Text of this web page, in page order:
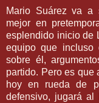
Mario Suárezva a
mejor en
esplendido inicio de
equipo que incluso
sobre él,
partido. Pero es que
hoy en rueda de
defensivo, jugará al